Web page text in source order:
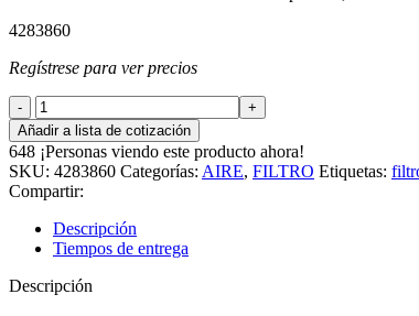
4283860
Regístrese para ver precios
FILTRO
ACEITE
MOTOR
EXC.
HITACHI
EX200-
5
cantidad
Añadir a lista de cotización
648 ¡Personas viendo este producto ahora!
SKU: 4283860 Categorías: AIRE, FILTRO Etiquetas:
Compartir:
Descripción
Tiempos de entrega
Descripción